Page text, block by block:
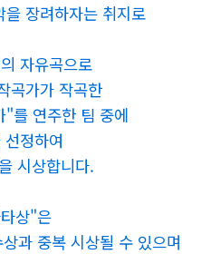
장려하자는 취지로
자유곡으로
곡가가 작곡한
를 연주한 팀 중에
정하여
시상합니다.
상"은
과 중복 시상될 수 있으며